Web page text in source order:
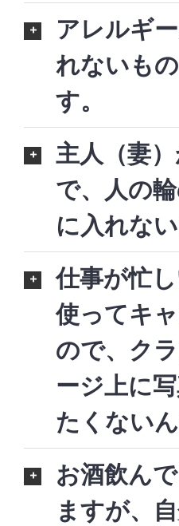
アレルギ
れないも
す。
主人（妻
で、人の
に入れな
仕事が忙
使ってキ
ので、ク
ージ上に
たくないん
お酒飲ん
ますが、